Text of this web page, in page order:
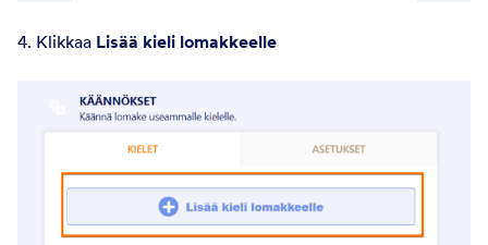
4. Klikkaa Lisää kieli lomakkeelle